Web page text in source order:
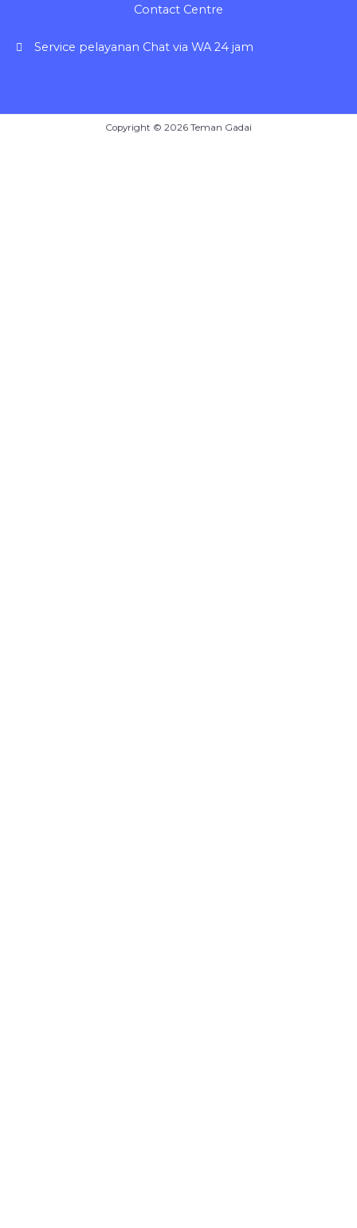
Contact Centre
Service pelayanan Chat via WA 24 jam
Copyright © 2026 Teman Gadai